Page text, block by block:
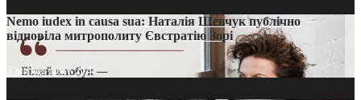
Nemo iudex in causa sua: Наталія Шевчук публічно
відповіла митрополиту Євстратію Зорі
3 місяці тому214